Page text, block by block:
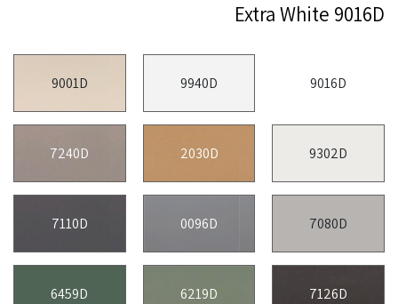
9016D
9940D
9001D
9302D
2030D
7240D
7080D
0096D
7110D
7126D
6219D
6459D
Extra White 9016D